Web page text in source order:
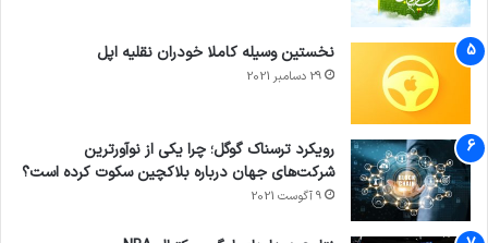
نخستین وسیله کاملا خودران نقلیه اپل
29 دسامبر 2021
رویکرد ترسناک گوگل؛ چرا یکی از نوآورترین
شرکت‌های جهان درباره بلاکچین سکوت کرده است؟
9 آگوست 2021